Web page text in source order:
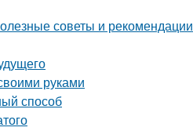
советы и рекомендации
руками
способ